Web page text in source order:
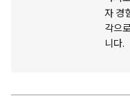
자 경
각으
니다.